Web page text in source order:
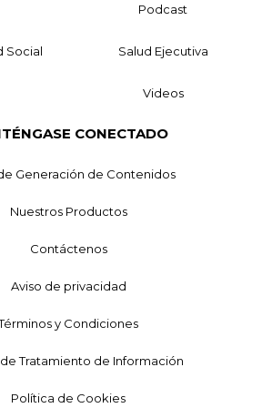
Podcast
Social Salud Ejecutiva
Videos
CONECTADO
Generación de Contenidos
Nuestros Productos
Contáctenos
Aviso de privacidad
y Condiciones
Tratamiento de Información
Política de Cookies